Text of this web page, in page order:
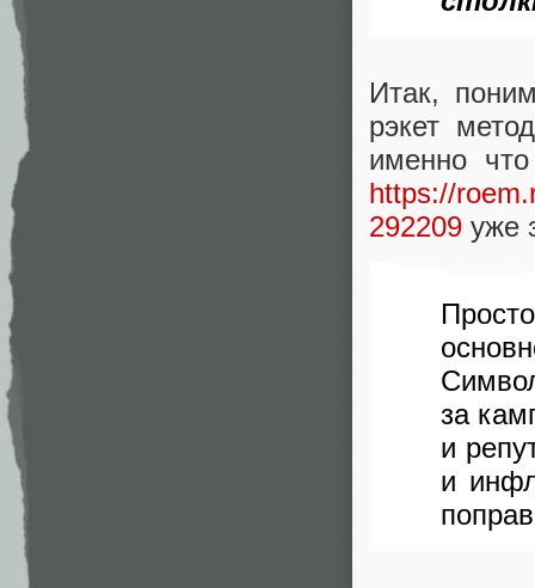
Итак,
рэкет
именно
https://
292209 уже
за
и
и